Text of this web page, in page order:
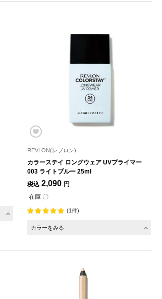
REVLON(レブロン)
カラーステイ ロングウェア UVプライマー
003 ライトブルー 25ml
税込 2,090 円
在庫 〇
(1件)
カラーをみる